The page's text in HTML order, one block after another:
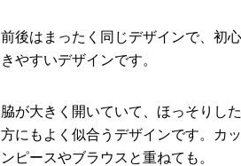
前後はまったく同じデザインで、初
きやすいデザインです。
脇が大きく開いていて、ほっそりし
方にもよく似合うデザインです。カ
ンピースやブラウスと重ねても。